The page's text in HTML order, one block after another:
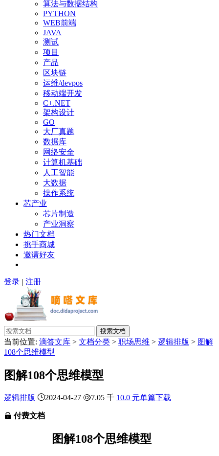
算法与数据结构
PYTHON
WEB前端
JAVA
测试
项目
产品
区块链
运维/devpos
移动端开发
C+.NET
架构设计
GO
大厂真题
数据库
网络安全
计算机基础
人工智能
大数据
操作系统
芯产业
芯片制造
产业洞察
热门文档
挑手商城
邀请好友
登录 | 注册
搜索文档
当前位置: 滴答文库 > 文档分类 > 职场思维 > 逻辑排版 > 图解
108个思维模型
图解108个思维模型
逻辑排版 2024-04-27 7.05 千 10.0 元单篇下载
付费文档
图解108个思维模型